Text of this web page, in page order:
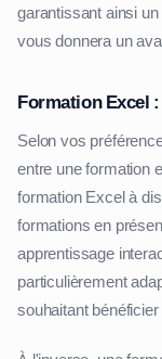
garantissant ainsi
vous donnera un
Formation Excel
Selon vos
entre une formation
formation Excel à
formations en
apprentissage
particulièrement
souhaitant